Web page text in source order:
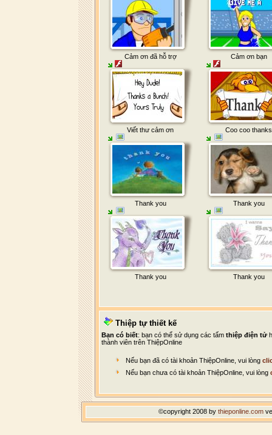
Cảm ơn đã hỗ trợ Cảm ơn bạn
Viết thư cảm ơn Coo coo thanks
Thank you Thank you
Thank you Thank you
Thiệp tự thiết kế
Bạn có biết: bạn có thể sử dụng các tấm thiệp điện tử
thành viên trên ThiệpOnline
Nếu bạn đã có tài khoản ThiệpOnline, vui lòng
Nếu bạn chưa có tài khoản ThiệpOnline, vui lòng
©copyright 2008 by thieponline.com